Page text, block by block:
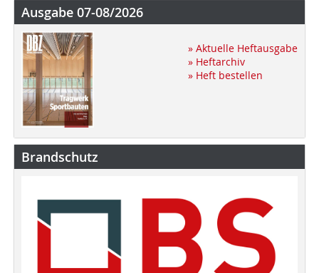
Ausgabe 07-08/2026
» Aktuelle Heftausgabe
» Heftarchiv
» Heft bestellen
Brandschutz